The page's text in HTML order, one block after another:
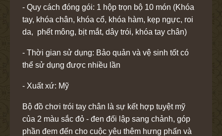
- Quy cách đóng gói: 1 hộp trọn bộ 10 món (Khóa
tay, khóa chân, khóa cổ, khóa hàm, kẹp ngực, roi
da, phết mông, bịt mắt, dây trói, khóa tay chân)
- Thời gian sử dụng: Bảo quản và vệ sinh tốt có
thể sử dụng được nhiều lần
- Xuất xứ: Mỹ
Bộ đồ chơi trói tay chân là sự kết hợp tuyệt mỹ
của 2 màu sắc đỏ - đen đối lập sang chảnh, góp
phần đem đến cho cuộc yêu thêm hưng phấn và